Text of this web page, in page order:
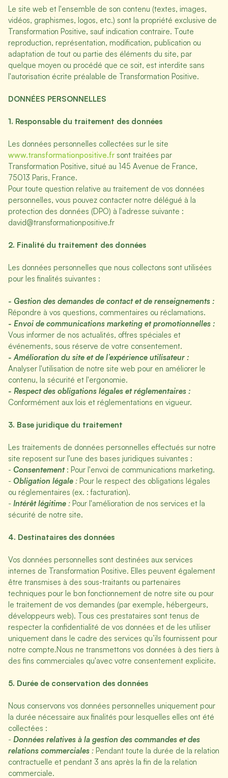
Le site web et l'ensemble de son contenu (textes, images,
vidéos, graphismes, logos, etc.) sont la propriété exclusive de
Transformation Positive, sauf indication contraire. Toute
reproduction, représentation, modification, publication ou
adaptation de tout ou partie des éléments du site, par
quelque moyen ou procédé que ce soit, est interdite sans
l'autorisation écrite préalable de Transformation Positive.
DONNÉES PERSONNELLES
1. Responsable du traitement des données
Les données personnelles collectées sur le site
www.transformationpositive.fr sont traitées par
Transformation Positive, situé au 145 Avenue de France,
75013 Paris, France.
Pour toute question relative au traitement de vos données
personnelles, vous pouvez contacter notre délégué à la
protection des données (DPO) à l'adresse suivante :
david@transformationpositive.fr
2. Finalité du traitement des données
Les données personnelles que nous collectons sont utilisées
pour les finalités suivantes :
- Gestion des demandes de contact et de renseignements :
Répondre à vos questions, commentaires ou réclamations.
- Envoi de communications marketing et promotionnelles :
Vous informer de nos actualités, offres spéciales et
événements, sous réserve de votre consentement.
- Amélioration du site et de l’expérience utilisateur :
Analyser l'utilisation de notre site web pour en améliorer le
contenu, la sécurité et l'ergonomie.
- Respect des obligations légales et réglementaires :
Conformément aux lois et réglementations en vigueur.
3. Base juridique du traitement
Les traitements de données personnelles effectués sur notre
site reposent sur l'une des bases juridiques suivantes :
- Consentement: Pour l'envoi de communications marketing.
- Obligation légale : Pour le respect des obligations légales
ou réglementaires (ex. : facturation).
- Intérêt légitime : Pour l'amélioration de nos services et la
sécurité de notre site.
4. Destinataires des données
Vos données personnelles sont destinées aux services
internes de Transformation Positive. Elles peuvent également
être transmises à des sous-traitants ou partenaires
techniques pour le bon fonctionnement de notre site ou pour
le traitement de vos demandes (par exemple, hébergeurs,
développeurs web). Tous ces prestataires sont tenus de
respecter la confidentialité de vos données et de les utiliser
uniquement dans le cadre des services qu’ils fournissent pour
notre compte.Nous ne transmettons vos données à des tiers à
des fins commerciales qu'avec votre consentement explicite.
5. Durée de conservation des données
Nous conservons vos données personnelles uniquement pour
la durée nécessaire aux finalités pour lesquelles elles ont été
collectées :
- Données relatives à la gestion des commandes et des
relations commerciales : Pendant toute la durée de la relation
contractuelle et pendant 3 ans après la fin de la relation
commerciale.